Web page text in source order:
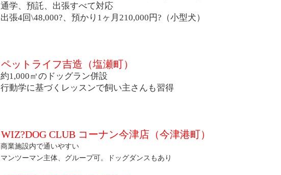
通学、預託、出張すべて対応
出張4回\48,000?、預かり1ヶ月210,000円?（小型犬）
ペットライフ吉造（塩瀬町）
約1,000㎡のドッグラン併設
行動学に基づくレッスンで飼い主さんも習得
WIZ?DOG CLUB コーナン今津店（今津港町）
商業施設内で通いやすい
マンツーマン主体、グループ可。ドッグダンスもあり